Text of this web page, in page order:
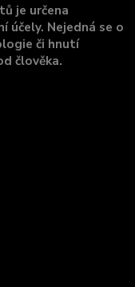
je určena
účely. Nejedná se o
či hnutí
člověka.